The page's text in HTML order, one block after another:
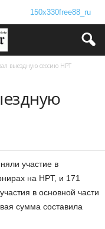
выездную сессию HPT
участие в
на HPT, и 171
в основной части
сумма составила